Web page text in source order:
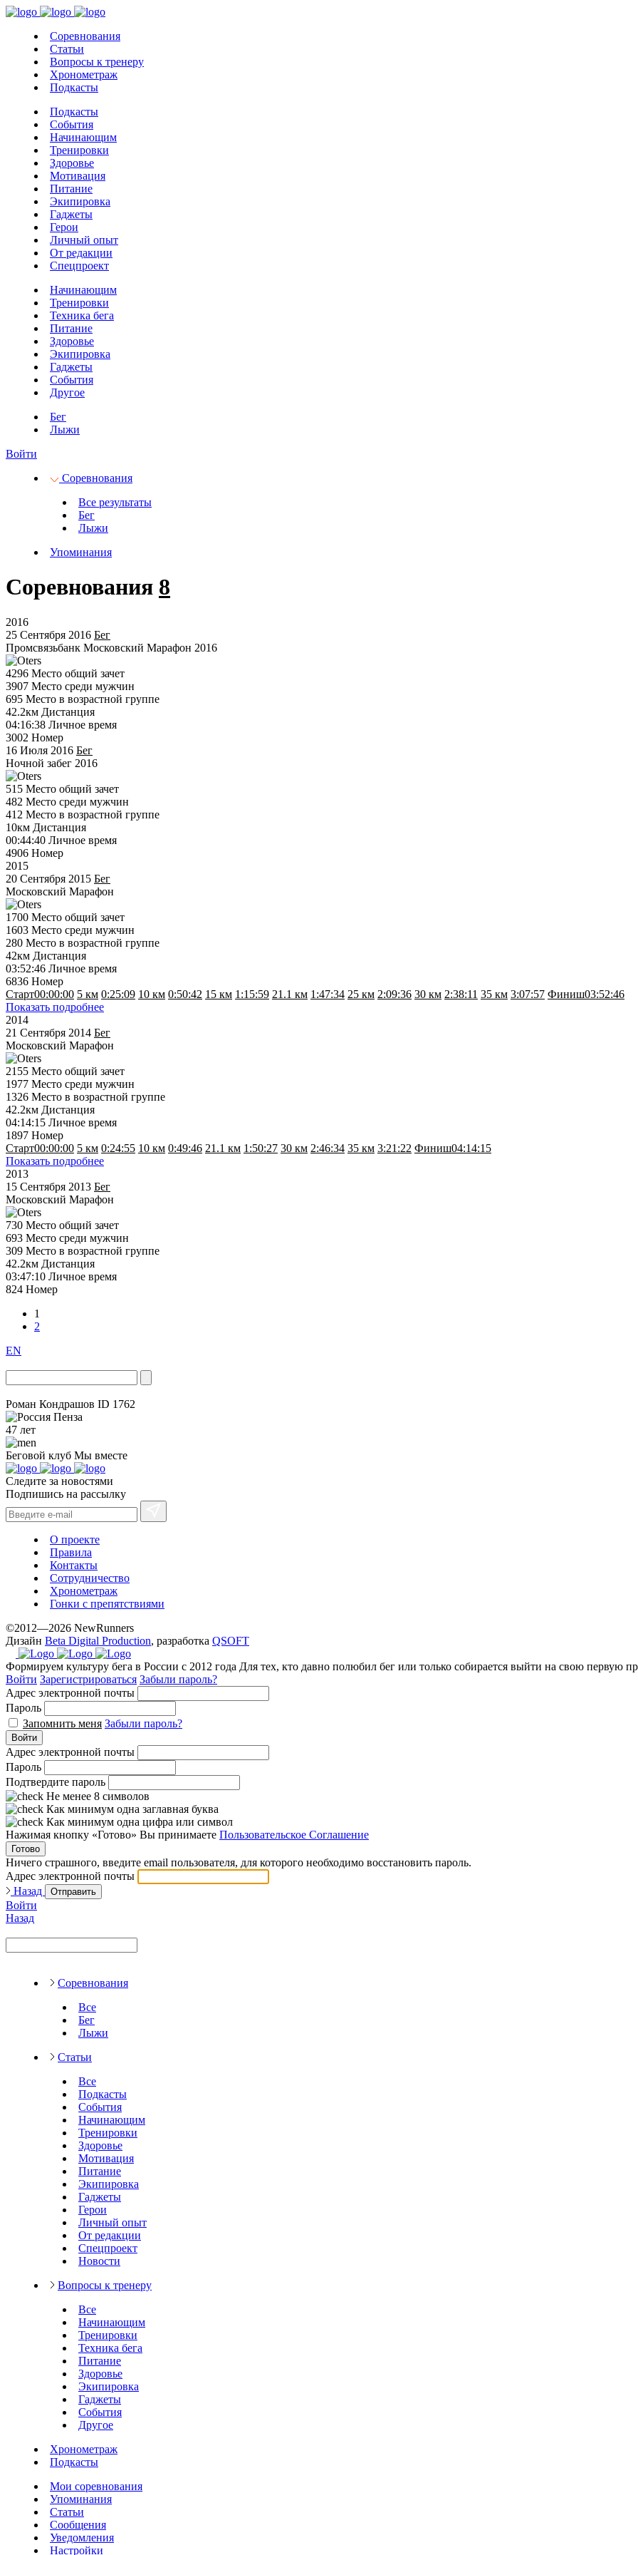
Соревнования
Статьи
Вопросы к тренеру
Хронометраж
Подкасты
Подкасты
События
Начинающим
Тренировки
Здоровье
Мотивация
Питание
Экипировка
Гаджеты
Герои
Личный опыт
От редакции
Спецпроект
Начинающим
Тренировки
Техника бега
Питание
Здоровье
Экипировка
Гаджеты
События
Другое
Бег
Лыжи
Войти
Соревнования
Все результаты
Бег
Лыжи
Упоминания
Соревнования 8
2016
25 Сентября 2016 Бег
Промсвязьбанк Московский Марафон 2016
4296 Место общий зачет
3907 Место среди мужчин
695 Место в возрастной группе
42.2км Дистанция
04:16:38 Личное время
3002 Номер
16 Июля 2016 Бег
Ночной забег 2016
515 Место общий зачет
482 Место среди мужчин
412 Место в возрастной группе
10км Дистанция
00:44:40 Личное время
4906 Номер
2015
20 Сентября 2015 Бег
Московский Марафон
1700 Место общий зачет
1603 Место среди мужчин
280 Место в возрастной группе
42км Дистанция
03:52:46 Личное время
6836 Номер
Старт00:00:00 5 км 0:25:09 10 км 0:50:42 15 км 1:15:59 21.1 км 1:47:34 25 км 2:09:36 30 км 2:38:11 35 км 3:07:57 Финиш03:52:46
Показать подробнее
2014
21 Сентября 2014 Бег
Московский Марафон
2155 Место общий зачет
1977 Место среди мужчин
1326 Место в возрастной группе
42.2км Дистанция
04:14:15 Личное время
1897 Номер
Старт00:00:00 5 км 0:24:55 10 км 0:49:46 21.1 км 1:50:27 30 км 2:46:34 35 км 3:21:22 Финиш04:14:15
Показать подробнее
2013
15 Сентября 2013 Бег
Московский Марафон
730 Место общий зачет
693 Место среди мужчин
309 Место в возрастной группе
42.2км Дистанция
03:47:10 Личное время
824 Номер
1
2
EN
Роман Кондрашов ID 1762
Пенза
47 лет
Беговой клуб Мы вместе
Следите за новостями
Подпишись на рассылку
О проекте
Правила
Контакты
Сотрудничество
Хронометраж
Гонки с препятствиями
©2012—2026 NewRunners
Дизайн Beta Digital Production, разработка QSOFT
Формируем культуру бега в России с 2012 года Для тех, кто давно полюбил бег или только собирается выйти на свою первую
Войти Зарегистрироваться Забыли пароль?
Адрес электронной почты
Пароль
Запомнить меня Забыли пароль?
Войти
Адрес электронной почты
Пароль
Подтвердите пароль
Не менее 8 символов
Как минимум одна заглавная буква
Как минимум одна цифра или символ
Нажимая кнопку «Готово» Вы принимаете Пользовательское Соглашение
Готово
Ничего страшного, введите email пользователя, для которого необходимо восстановить пароль.
Адрес электронной почты
Назад
Отправить
Войти
Назад
Соревнования
Все
Бег
Лыжи
Статьи
Все
Подкасты
События
Начинающим
Тренировки
Здоровье
Мотивация
Питание
Экипировка
Гаджеты
Герои
Личный опыт
От редакции
Спецпроект
Новости
Вопросы к тренеру
Все
Начинающим
Тренировки
Техника бега
Питание
Здоровье
Экипировка
Гаджеты
События
Другое
Хронометраж
Подкасты
Мои соревнования
Упоминания
Статьи
Сообщения
Уведомления
Настройки